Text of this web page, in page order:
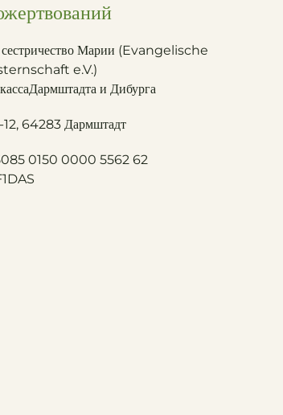
сестричество Марии (Evangelische
e.V.)
Дармштадта и Дибурга
12, 64283 Дармштадт
0150 0000 5562 62